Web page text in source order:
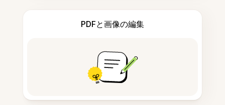
PDFと画像の編集